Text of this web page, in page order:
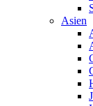
Asien